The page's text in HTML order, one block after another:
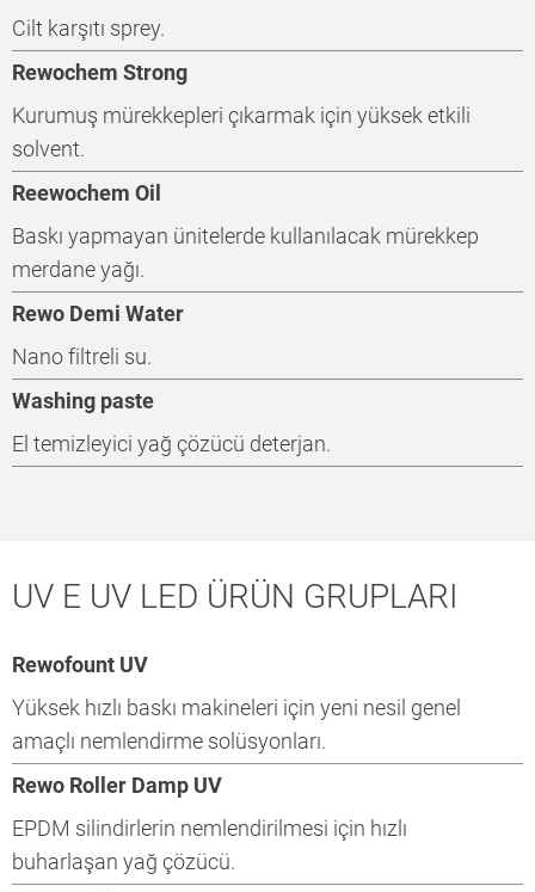
Cilt karşıtı sprey.
Rewochem Strong
Kurumuş mürekkepleri çıkarmak için yüksek etkili
solvent.
Reewochem Oil
Baskı yapmayan ünitelerde kullanılacak mürekkep
merdane yağı.
Rewo Demi Water
Nano filtreli su.
Washing paste
El temizleyici yağ çözücü deterjan.
UV E UV LED ÜRÜN GRUPLARI
Rewofount UV
Yüksek hızlı baskı makineleri için yeni nesil genel
amaçlı nemlendirme solüsyonları.
Rewo Roller Damp UV
EPDM silindirlerin nemlendirilmesi için hızlı
buharlaşan yağ çözücü.